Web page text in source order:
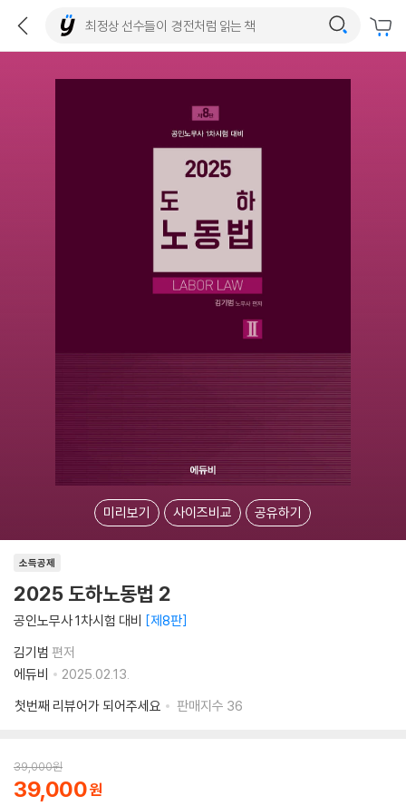
미리보기 사이즈비교 공유하기
소득공제
2025 도하노동법 2
공인노무사 1차시험 대비 제8판
김기범 편저
에듀비
2025.02.13.
첫번째 리뷰어가 되어주세요
판매지수 36
39,000원
39,000